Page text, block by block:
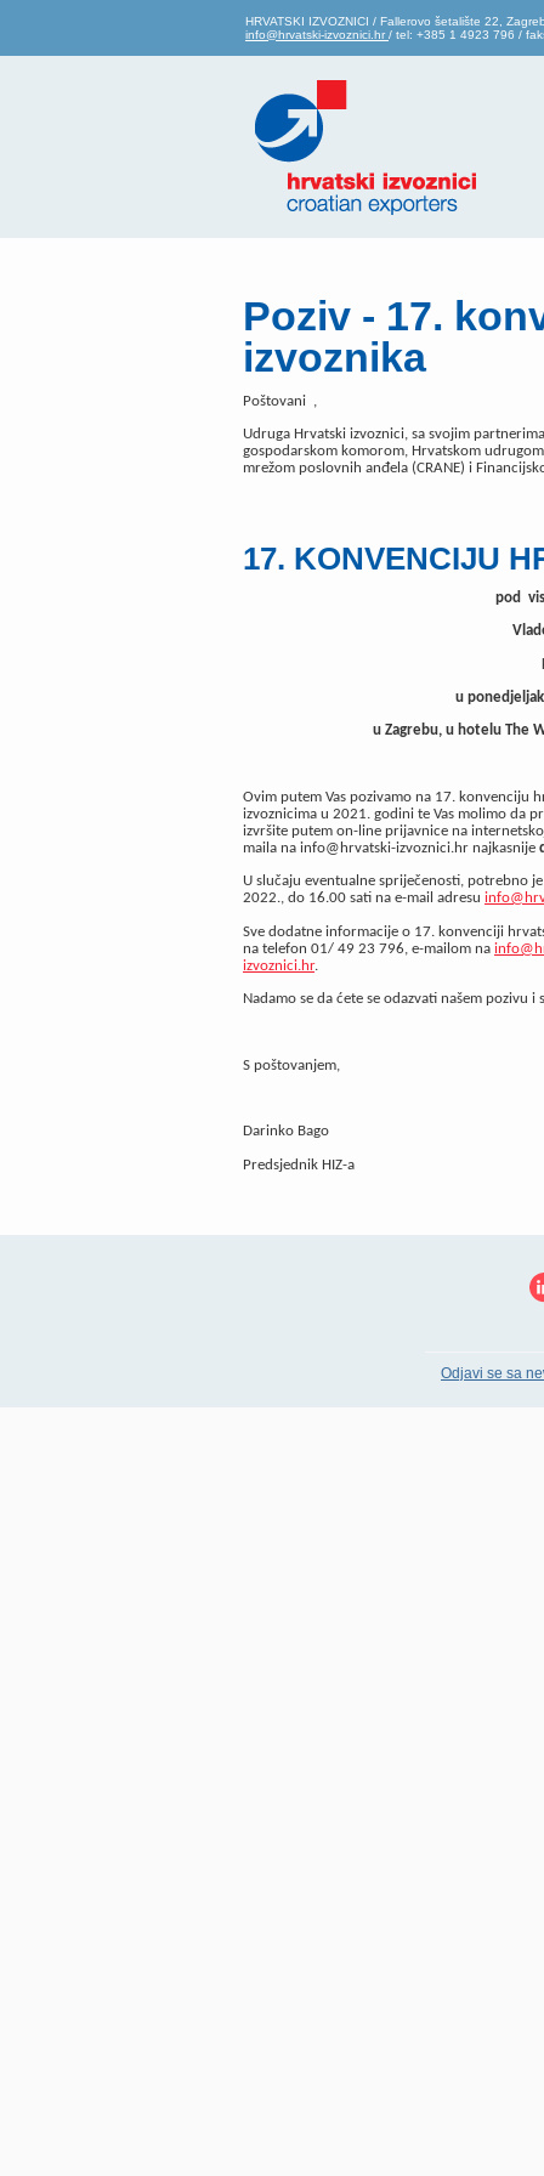
HRVATSKI IZVOZNICI / Fallerovo šetalište 22,
info@hrvatski-izvoznici.hr / tel: +385 1 4923 796 /
Poziv - 17.
izvoznika
Poštovani ,
Udruga Hrvatski izvoznici, sa svojim
gospodarskom komorom, Hrvatskom
mrežom poslovnih anđela (CRANE) i
17. KONVENCIJU
pod
u
u Zagrebu, u hotelu The
Ovim putem Vas pozivamo na 17. konvenciju
izvoznicima u 2021. godini te Vas molimo da
izvršite putem on-line prijavnice na
maila na info@hrvatski-izvoznici.hr najkasnije
U slučaju eventualne spriječenosti, potrebno
2022., do 16.00 sati na e-mail adresu
Sve dodatne informacije o 17. konvenciji
na telefon 01/ 49 23 796, e-mailom na
izvoznici.hr.
Nadamo se da ćete se odazvati našem
S poštovanjem,
Darinko
Predsjednik HIZ-
Odjavi se sa